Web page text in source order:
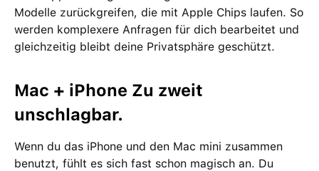
Modelle zurückgreifen, die mit Apple Chips laufen. So
werden kom­plexere Anfragen für dich bear­beitet und
gleich­zeitig bleibt deine Privat­sphäre geschützt.
Mac + iPhone Zu zweit
unschlagbar.
Wenn du das iPhone und den Mac mini zu­sam­men
benutzt, fühlt es sich fast schon magisch an. Du